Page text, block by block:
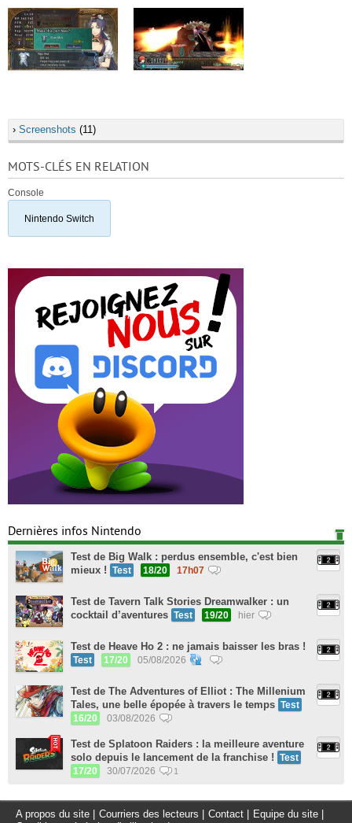
› Screenshots (11)
MOTS-CLÉS EN RELATION
Console
Nintendo Switch
Dernières infos Nintendo
Test de Big Walk : perdus ensemble, c'est bien
mieux !
Test 18/20 17h07
Test de Tavern Talk Stories Dreamwalker : un
cocktail d’aventures Test 19/20 hier
Test de Heave Ho 2 : ne jamais baisser les bras !
Test 17/20 05/08/2026
Test de The Adventures of Elliot : The Millenium
Tales, une belle épopée à travers le temps Test
16/20
03/08/2026
Test de Splatoon Raiders : la meilleure aventure
solo depuis le lancement de la franchise !
Test
17/20
30/07/2026 1
A propos du site Courriers des lecteurs Contact Equipe du site